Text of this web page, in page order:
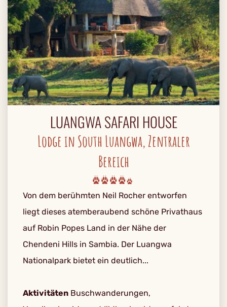
LUANGWA SAFARI HOUSE
Lodge in South Luangwa, Zentraler
Bereich
Von dem berühmten Neil Rocher entworfen
liegt dieses atemberaubend schöne Privathaus
auf Robin Popes Land in der Nähe der
Chendeni Hills in Sambia. Der Luangwa
Nationalpark bietet ein deutlich...
Aktivitäten Buschwanderungen,